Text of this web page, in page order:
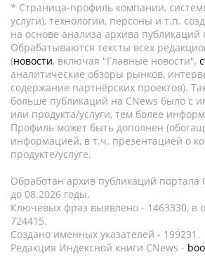
* Страница-профиль компании,
услуги), технологии, персоны и т.п.
на основе анализа архива публикаций
Обрабатываются тексты всех
(новости, включая "Главные новости",
аналитические обзоры рынков,
содержание партнёрских проектов).
больше публикаций на CNews было с
или продукта/услуги, тем более
Профиль может быть дополнен
информацией, в т.ч. презентацией о
продукте/услуге.
Обработан архив публикаций портала
до 08.2026 годы.
Ключевых фраз выявлено - 1463330, в
724415.
Создано именных указателей - 199231.
Редакция Индексной книги CNews -